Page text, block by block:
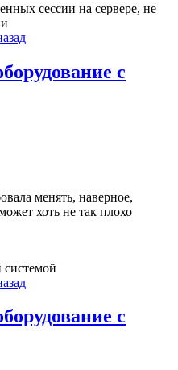
сессии на сервере, не
с
менять, наверное,
хоть не так плохо
системой
с